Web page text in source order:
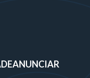
ANUNCIAR